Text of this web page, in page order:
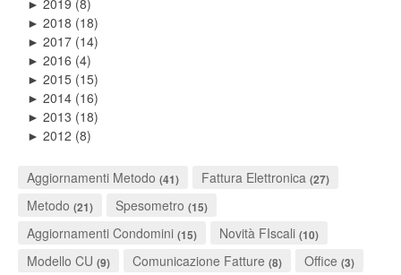
►
► 2018 (18)
► 2017 (14)
► 2016 (4)
► 2015 (15)
► 2014 (16)
► 2013 (18)
► 2012 (8)
Aggiornamenti Metodo (41) Fattura Elettronica (27)
Metodo (21) Spesometro (15)
Aggiornamenti Condomini (15) Novità FIscali (10)
Modello CU (9) Comunicazione Fatture (8) Office (3)